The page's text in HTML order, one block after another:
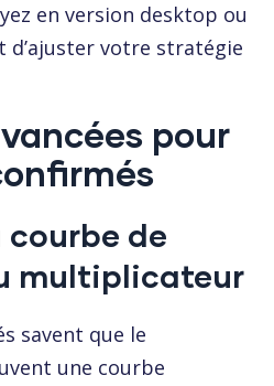
en version desktop ou
votre stratégie
pour
courbe de
multiplicateur
savent que le
une courbe